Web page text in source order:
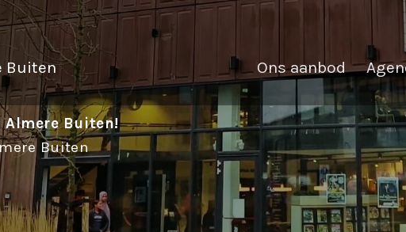
Buiten Ons aanbod
Buiten!
Buiten